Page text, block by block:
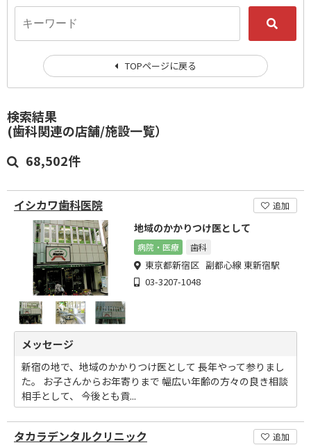
検索結果
(歯科関連の店舗/施設一覧）
68,502件
イシカワ歯科医院 追加
地域のかかりつけ医として
病院・医療 歯科
東京都新宿区 副都心線 東新宿駅
03-3207-1048
メッセージ
新宿の地で、地域のかかりつけ医として 長年やって参りまし
た。 お子さんからお年寄りまで 幅広い年齢の方々の良き相談
相手として、 今後とも貢...
タカラデンタルクリニック 追加
TOPページに戻る